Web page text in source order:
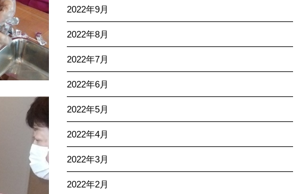
2022年9月
2022年8月
2022年7月
2022年6月
2022年5月
2022年4月
2022年3月
2022年2月